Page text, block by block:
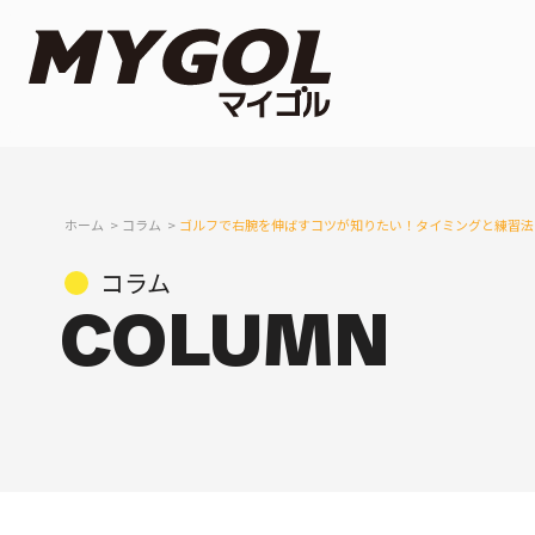
ホーム コラム ゴルフで右腕を伸ばすコツが知りたい！タイミングと練習
コラム